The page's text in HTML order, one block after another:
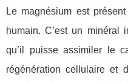
Le magnésium est
humain. C’est un minéral
qu’il puisse assimiler le
régénération cellulaire et